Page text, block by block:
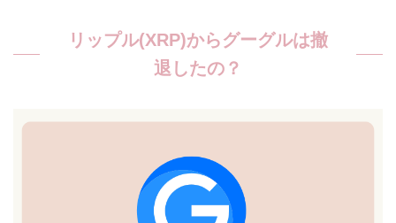
リップル(XRP)からグーグルは撤
退したの？